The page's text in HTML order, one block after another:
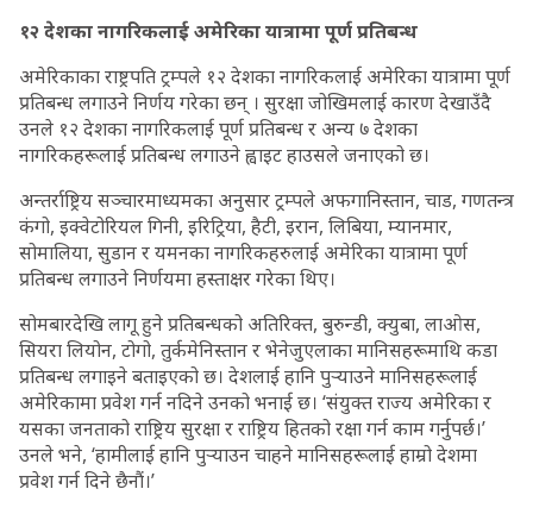
१२ देशका नागरिकलाई अमेरिका यात्रामा पूर्ण प्रतिबन्ध
अमेरिकाका राष्ट्रपति ट्रम्पले १२ देशका नागरिकलाई अमेरिका यात्रामा पूर्ण
प्रतिबन्ध लगाउने निर्णय गरेका छन् । सुरक्षा जोखिमलाई कारण देखाउँदै
उनले १२ देशका नागरिकलाई पूर्ण प्रतिबन्ध र अन्य ७ देशका
नागरिकहरूलाई प्रतिबन्ध लगाउने ह्वाइट हाउसले जनाएको छ।
अन्तर्राष्ट्रिय सञ्चारमाध्यमका अनुसार ट्रम्पले अफगानिस्तान, चाड, गणतन्त्र
कंगो, इक्वेटोरियल गिनी, इरिट्रिया, हैटी, इरान, लिबिया, म्यानमार,
सोमालिया, सुडान र यमनका नागरिकहरुलाई अमेरिका यात्रामा पूर्ण
प्रतिबन्ध लगाउने निर्णयमा हस्ताक्षर गरेका थिए।
सोमबारदेखि लागू हुने प्रतिबन्धको अतिरिक्त, बुरुन्डी, क्युबा, लाओस,
सियरा लियोन, टोगो, तुर्कमेनिस्तान र भेनेजुएलाका मानिसहरूमाथि कडा
प्रतिबन्ध लगाइने बताइएको छ। देशलाई हानि पुर्‍याउने मानिसहरूलाई
अमेरिकामा प्रवेश गर्न नदिने उनको भनाई छ। ‘संयुक्त राज्य अमेरिका र
यसका जनताको राष्ट्रिय सुरक्षा र राष्ट्रिय हितको रक्षा गर्न काम गर्नुपर्छ।’
उनले भने, ‘हामीलाई हानि पुर्‍याउन चाहने मानिसहरूलाई हाम्रो देशमा
प्रवेश गर्न दिने छैनौं।’